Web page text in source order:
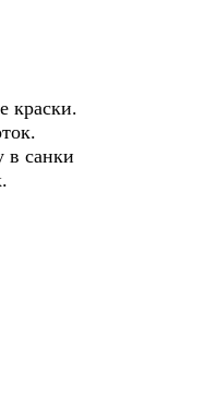
краски.
в санки